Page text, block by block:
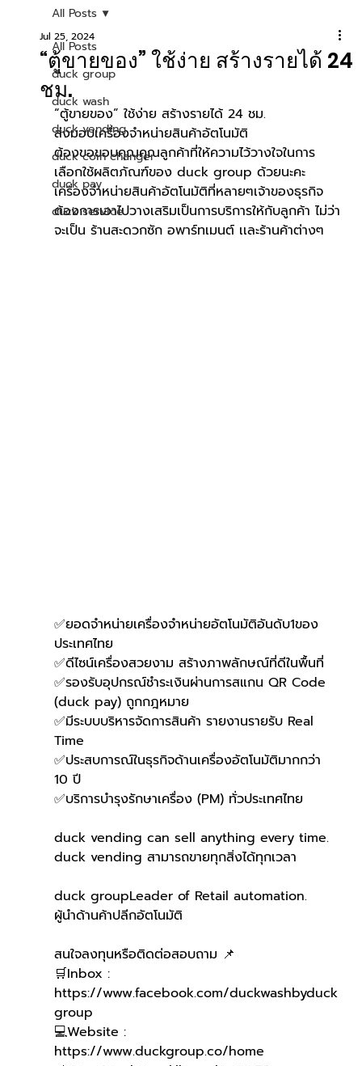
All Posts
duck group
duck wash
duck vending
duck coin changer
duck pay
duck service
All Posts
“ตู้ขายของ” ใช้ง่าย สร้างรายได้ 24
ชม.
Jul 25, 2024
“ตู้ขายของ” ใช้ง่าย สร้างรายได้ 24 ชม.
ส่งมอบเครื่องจำหน่ายสินค้าอัตโนมัติ
ต้องขอขอบคุณคุณลูกค้าที่ให้ความไว้วางใจในการ
เลือกใช้ผลิตภัณฑ์ของ duck group ด้วยนะคะ
เครื่องจำหน่ายสินค้าอัตโนมัติที่หลายๆเจ้าของธุรกิจ
ต้องการเอาไปวางเสริมเป็นการบริการให้กับลูกค้า ไม่ว่า
จะเป็น ร้านสะดวกซัก อพาร์ทเมนต์ เเละร้านค้าต่างๆ
✅ยอดจำหน่ายเครื่องจำหน่ายอัตโนมัติอันดับ1ของ
ประเทศไทย
✅ดีไซน์เครื่องสวยงาม สร้างภาพลักษณ์ที่ดีในพื้นที่
✅รองรับอุปกรณ์ชำระเงินผ่านการสแกน QR Code
(duck pay) ถูกกฎหมาย
✅มีระบบบริหารจัดการสินค้า รายงานรายรับ Real
Time
✅ประสบการณ์ในธุรกิจด้านเครื่องอัตโนมัติมากกว่า
10 ปี
✅บริการบำรุงรักษาเครื่อง (PM) ทั่วประเทศไทย
duck vending can sell anything every time.
duck vending สามารถขายทุกสิ่งได้ทุกเวลา
duck groupLeader of Retail automation.
ผู้นำด้านค้าปลีกอัตโนมัติ
สนใจลงทุนหรือติดต่อสอบถาม 📌
🛒Inbox :
https://www.facebook.com/duckwashbyduck
group
💻Website :
https://www.duckgroup.co/home